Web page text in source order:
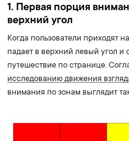
1. Первая порция
верхний угол
Когда пользователи приходят
падает в верхний левый угол и
путешествие по странице.
исследованию движения
внимания по зонам выглядит